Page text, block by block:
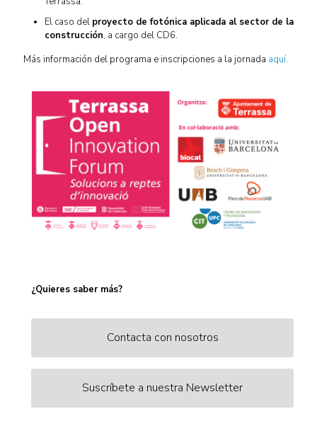
El caso del proyecto de fotónica aplicada al sector de la
construcción, a cargo del CD6.
Más información del programa e inscripciones a la jornada aquí.
¿Quieres saber más?
Contacta con nosotros
Suscríbete a nuestra Newsletter